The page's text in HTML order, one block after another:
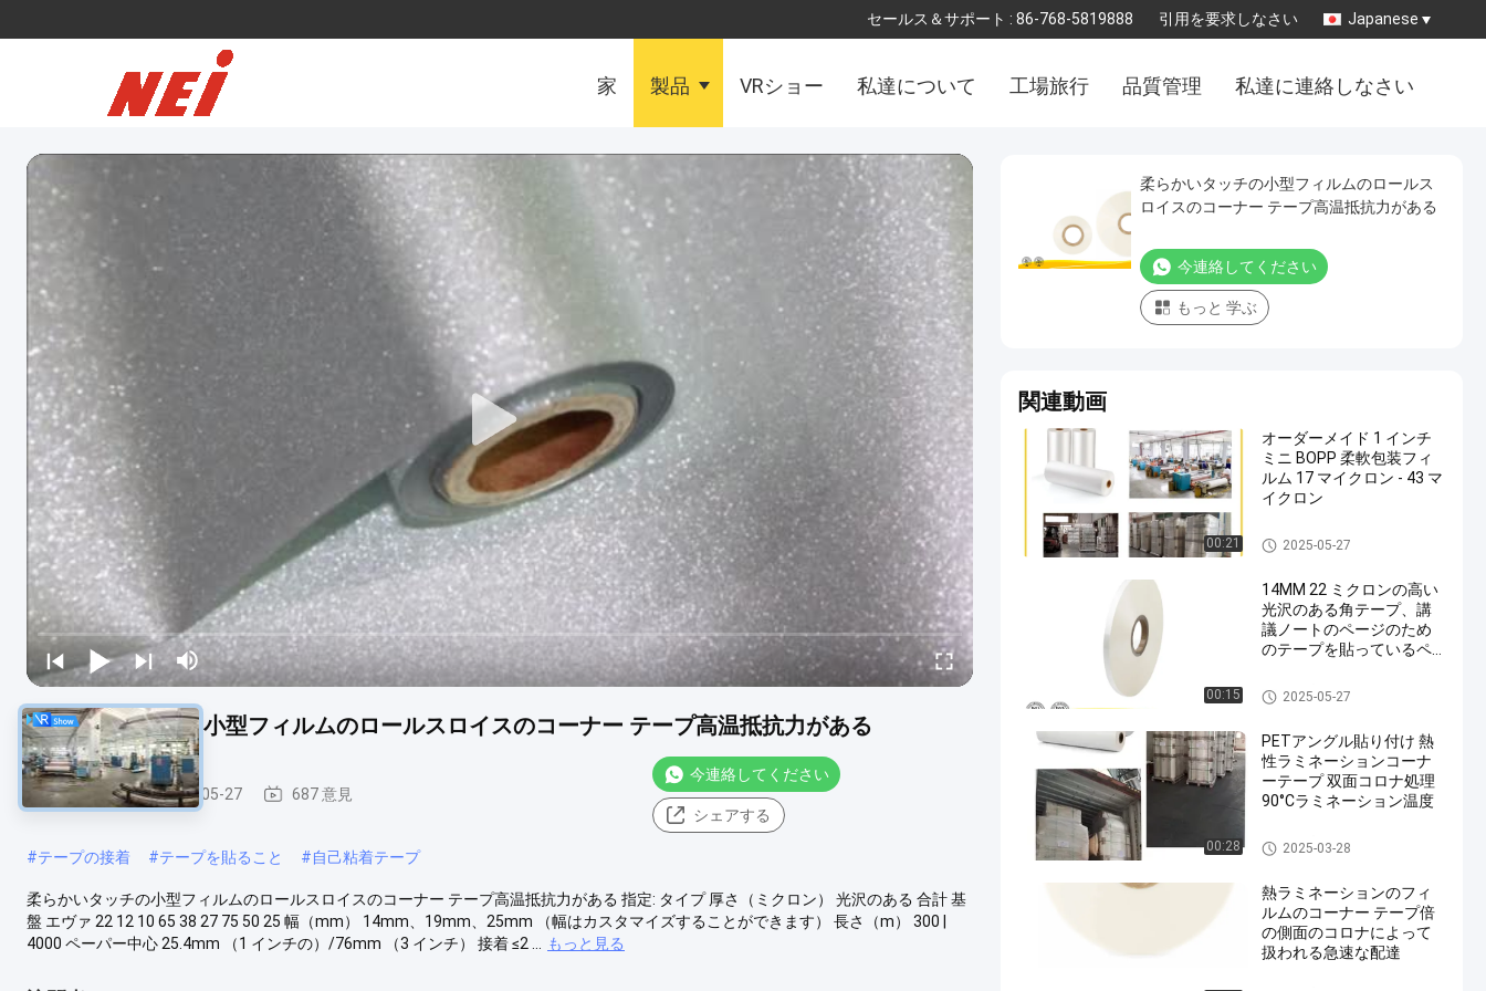
セールス＆サポート : 86-768-5819888 引用を要求しなさい Japanese
家 製品 VRショー 私達について 工場旅行 品質管理 私達に連絡しなさい
柔らかいタッチの小型フィルムのロールスロイスのコーナー テープ高温抵抗力がある
角テープ 2025-05-27 687 意見
今連絡してください
シェアする
#テープの接着 #テープを貼ること #自己粘着テープ
柔らかいタッチの小型フィルムのロールスロイスのコーナー テープ高温抵抗力がある 指定: タイプ 厚さ（ミクロン） 光沢のある 合計 基
盤 エヴァ 22 12 10 65 38 27 75 50 25 幅（mm） 14mm、19mm、25mm （幅はカスタマイズすることができます） 長さ（m） 300 |
4000 ペーパー中心 25.4mm （1 インチの）/76mm （3 インチ） 接着 ≤2 ...
もっと見る
柔らかいタッチの小型フィルムのロールス
ロイスのコーナー テープ高温抵抗力がある
今連絡してください
もっと 学ぶ
関連動画
00:21
オーダーメイド 1 インチ
ミニ BOPP 柔軟包装フィ
ルム 17 マイクロン - 43 マ
イクロン
bopp の熱ラミネーションのフ
ィルム
2025-05-27
00:15
14MM 22 ミクロンの高い
光沢のある角テープ、講
議ノートのページのため
のテープを貼っているペ
角テープ
2025-05-27
00:28
PETアングル貼り付け 熱
性ラミネーションコーナ
ーテープ 双面コロナ処理
90°Cラミネーション温度
角テープ
2025-03-28
熱ラミネーションのフィ
ルムのコーナー テープ倍
の側面のコロナによって
扱われる急速な配達